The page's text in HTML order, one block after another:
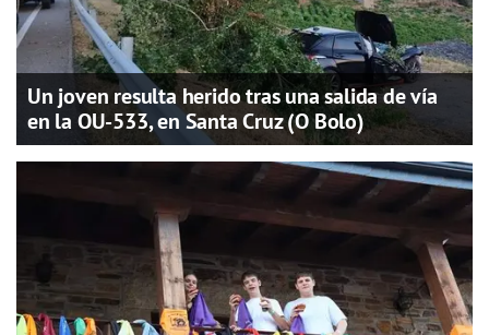
Un joven resulta herido tras una salida de vía
en la OU-533, en Santa Cruz (O Bolo)